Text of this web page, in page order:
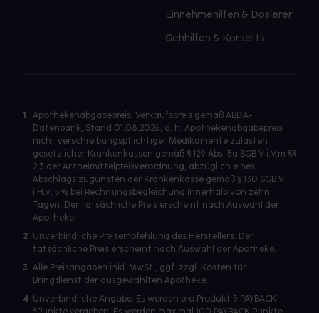
Einnehmehilfen & Dosierer
Gehhilfen & Korsetts
1
Apothekenabgabepreis: Verkaufspreis gemäß ABDA-
Datenbank, Stand 01.08.2026, d. h. Apothekenabgabepreis
nicht verschreibungspflichtiger Medikamente zulasten
gesetzlicher Krankenkassen gemäß § 129 Abs. 5a SGB V i.V.m §§
2,3 der Arzneimittelpreisverordnung, abzüglich eines
Abschlags zugunsten der Krankenkasse gemäß § 130 SGB V
i.H.v. 5% bei Rechnungsbegleichung innerhalb von zehn
Tagen. Der tatsächliche Preis erscheint nach Auswahl der
Apotheke.
2 Unverbindliche Preisempfehlung des Herstellers. Der
tatsächliche Preis erscheint nach Auswahl der Apotheke.
3 Alle Preisangaben inkl. MwSt., ggf. zzgl. Kosten für
Bringdienst der ausgewählten Apotheke.
4 Unverbindliche Angabe. Es werden pro Produkt 5 PAYBACK